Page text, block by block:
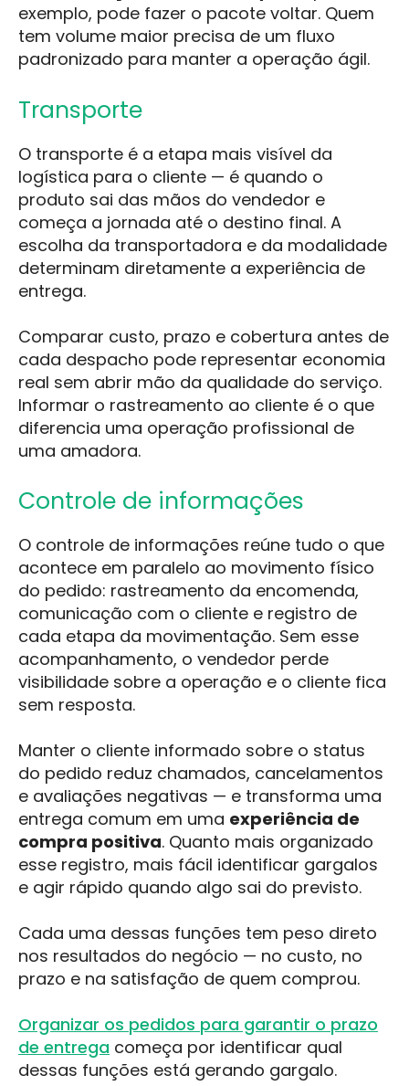
exemplo, pode fazer o pacote voltar. Quem
tem volume maior precisa de um fluxo
padronizado para manter a operação ágil.
Transporte
O transporte é a etapa mais visível da
logística para o cliente — é quando o
produto sai das mãos do vendedor e
começa a jornada até o destino final. A
escolha da transportadora e da modalidade
determinam diretamente a experiência de
entrega.
Comparar custo, prazo e cobertura antes de
cada despacho pode representar economia
real sem abrir mão da qualidade do serviço.
Informar o rastreamento ao cliente é o que
diferencia uma operação profissional de
uma amadora.
Controle de informações
O controle de informações reúne tudo o que
acontece em paralelo ao movimento físico
do pedido: rastreamento da encomenda,
comunicação com o cliente e registro de
cada etapa da movimentação. Sem esse
acompanhamento, o vendedor perde
visibilidade sobre a operação e o cliente fica
sem resposta.
Manter o cliente informado sobre o status
do pedido reduz chamados, cancelamentos
e avaliações negativas — e transforma uma
entrega comum em uma experiência de
compra positiva. Quanto mais organizado
esse registro, mais fácil identificar gargalos
e agir rápido quando algo sai do previsto.
Cada uma dessas funções tem peso direto
nos resultados do negócio — no custo, no
prazo e na satisfação de quem comprou.
Organizar os pedidos para garantir o prazo
de entrega começa por identificar qual
dessas funções está gerando gargalo.